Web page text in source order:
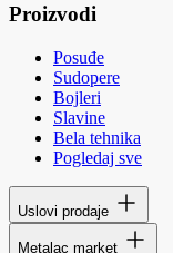
Proizvodi
Posuđe
Sudopere
Bojleri
Slavine
Bela tehnika
Pogledaj sve
Uslovi prodaje
Metalac market